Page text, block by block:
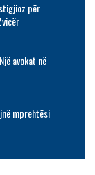
për
avokat në
mprehtësi